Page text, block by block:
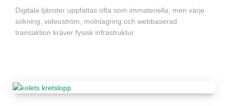
Digitala tjänster uppfattas ofta som immateriella, men varje
sökning, videoström, molnlagring och webbaserad
transaktion kräver fysisk infrastruktur